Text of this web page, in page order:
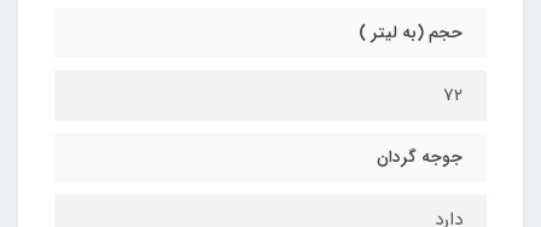
حجم (به لیتر )
72
جوجه گردان
دارد